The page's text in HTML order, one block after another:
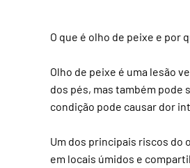
O que é olho de peixe e por
Olho de peixe é uma lesão
dos pés, mas também
condição pode causar dor
Um dos principais riscos do
em locais úmidos e